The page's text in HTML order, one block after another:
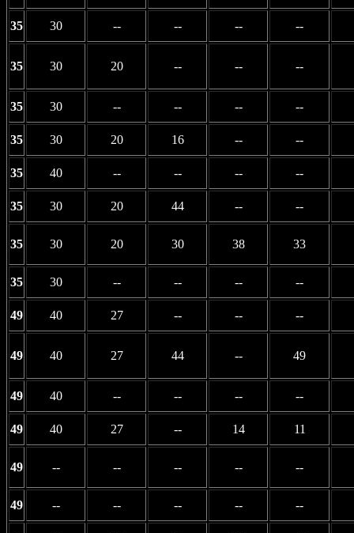
35 30 -- -- -- --
35 30 20 -- -- --
35 30 -- -- -- --
35 30 20 16 -- --
35 40 -- -- -- --
35 30 20 44 -- --
35 30 20 30 38 33
35 30 -- -- -- --
49 40 27 -- -- --
49 40 27 44 -- 49
49 40 -- -- -- --
49 40 27 -- 14 11
49 -- -- -- -- --
49 -- -- -- -- --